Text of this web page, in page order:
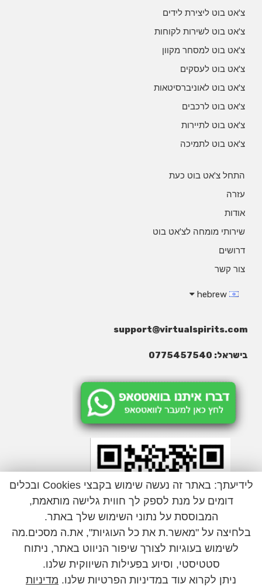
צ'אט בוט ליצירת לידים
צ'אט בוט לשירות לקוחות
צ'אט בוט למסחר מקוון
צ'אט בוט לעסקים
צ'אט בוט לאוניברסיטאות
צ'אט בוט לרכבים
צ'אט בוט לתיירות
צ'אט בוט לתמיכה
התחל צ'אט בוט כעת
עזרה
אודות
שירותי מומחה לצ'אט בוט
דרושים
צור קשר
support@virtualspirits.com
בישראל: 0775457540
לידיעתך: באתר זה נעשה שימוש בקבצי Cookies ובכלים
דומים על מנת לספק לך חווית גלישה מותאמת,
המבוססת על נתוני השימוש שלך באתר.
בלחיצה על "מאשר.ת את כל העוגיות", את.ה מסכים.מה
לשימוש בעוגיות לצורך שיפור הניווט באתר, ניתוח
סטטיסטי, וסיוע בפעילות השיווקית שלנו.
ניתן לקרוא עוד במדיניות הפרטיות שלנו. מדיניות